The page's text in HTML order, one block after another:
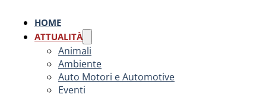
HOME
ATTUALITÀ
Animali
Ambiente
Auto Motori e Automotive
Eventi